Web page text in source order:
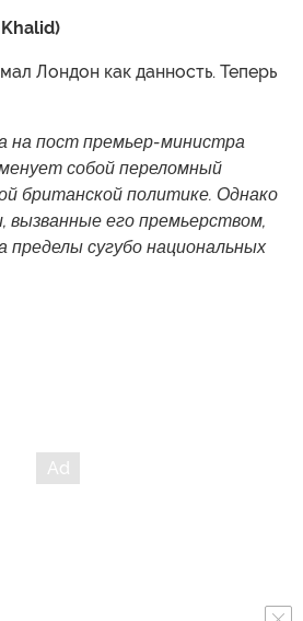
Лондон как данность. Теперь
на пост премьер-министра
собой переломный
британской политике. Однако
вызванные его премьерством,
пределы сугубо национальных